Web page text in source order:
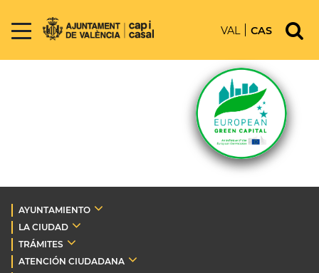
VAL CAS
AYUNTAMIENTO
LA CIUDAD
TRÁMITES
ATENCIÓN CIUDADANA